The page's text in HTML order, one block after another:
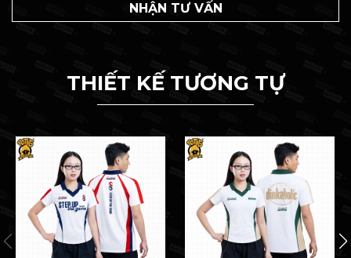
NHẬN TƯ VẤN
THIẾT KẾ TƯƠNG TỰ